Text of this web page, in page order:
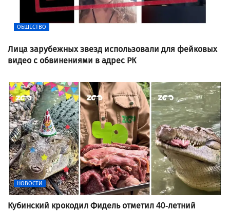
ОБЩЕСТВО
Лица зарубежных звезд использовали для фейковых
видео с обвинениями в адрес РК
НОВОСТИ
Кубинский крокодил Фидель отметил 40-летний